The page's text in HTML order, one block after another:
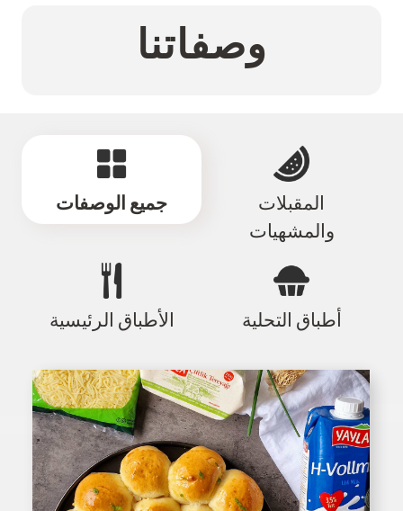
وصفاتنا
جميع الوصفات
المقبلات
والمشهيات
الأطباق الرئيسية أطباق التحلية